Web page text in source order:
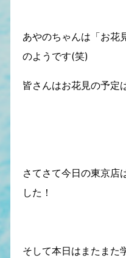
あやのちゃんは「お花
のようです(笑)
皆さんはお花見の予定
さてさて今日の東京店
した！
そして本日はまたまた